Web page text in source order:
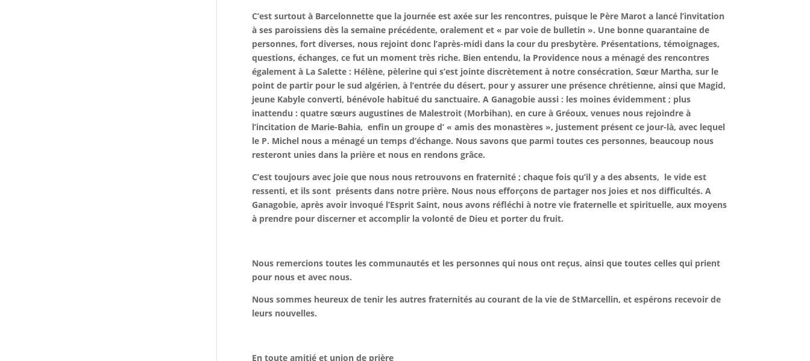
C’est surtout à Barcelonnette que la journée est axée sur les rencontres, puisque le Père Marot a lancé l’invitation
à ses paroissiens dès la semaine précédente, oralement et « par voie de bulletin ». Une bonne quarantaine de
personnes, fort diverses, nous rejoint donc l’après-midi dans la cour du presbytère. Présentations, témoignages,
questions, échanges, ce fut un moment très riche. Bien entendu, la Providence nous a ménagé des rencontres
également à La Salette : Hélène, pèlerine qui s’est jointe discrètement à notre consécration, Sœur Martha, sur le
point de partir pour le sud algérien, à l’entrée du désert, pour y assurer une présence chrétienne, ainsi que Magid,
jeune Kabyle converti, bénévole habitué du sanctuaire. A Ganagobie aussi : les moines évidemment ; plus
inattendu : quatre sœurs augustines de Malestroit (Morbihan), en cure à Gréoux, venues nous rejoindre à
l’incitation de Marie-Bahia, enfin un groupe d’ « amis des monastères », justement présent ce jour-là, avec lequel
le P. Michel nous a ménagé un temps d’échange. Nous savons que parmi toutes ces personnes, beaucoup nous
resteront unies dans la prière et nous en rendons grâce.
C’est toujours avec joie que nous nous retrouvons en fraternité ; chaque fois qu’il y a des absents, le vide est
ressenti, et ils sont présents dans notre prière. Nous nous efforçons de partager nos joies et nos difficultés. A
Ganagobie, après avoir invoqué l’Esprit Saint, nous avons réfléchi à notre vie fraternelle et spirituelle, aux moyens
à prendre pour discerner et accomplir la volonté de Dieu et porter du fruit.
Nous remercions toutes les communautés et les personnes qui nous ont reçus, ainsi que toutes celles qui prient
pour nous et avec nous.
Nous sommes heureux de tenir les autres fraternités au courant de la vie de StMarcellin, et espérons recevoir de
leurs nouvelles.
En toute amitié et union de prière